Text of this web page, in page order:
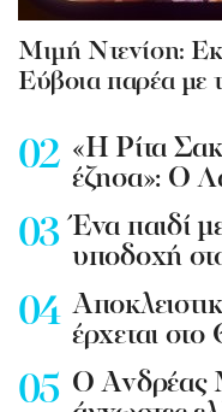
Mιμή Ντενίση:
Εύβοια παρέα με
«Η Ρίτα
έζησα»: Ο
Ένα παιδί
υποδοχή
έρχεται
Ο Ανδρέας